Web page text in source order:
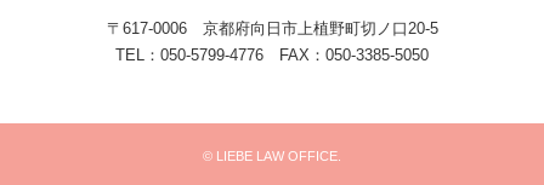
〒617-0006 京都府向日市上植野町切ノ口20-5
TEL：050-5799-4776 FAX：050-3385-5050
© LIEBE LAW OFFICE.